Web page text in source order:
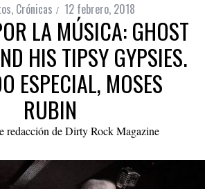
, Crónicas 12 febrero, 2018
LA MÚSICA: GHOST
HIS TIPSY GYPSIES.
ESPECIAL, MOSES
RUBIN
redacción de Dirty Rock Magazine